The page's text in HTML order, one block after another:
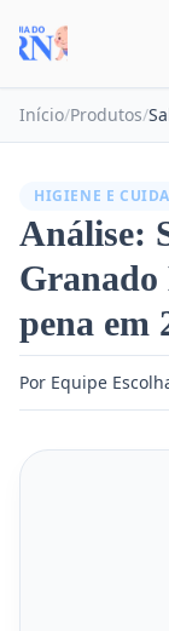
Início/Produtos/
HIGIENE E
Análise:
Granado
pena em
Por Equipe